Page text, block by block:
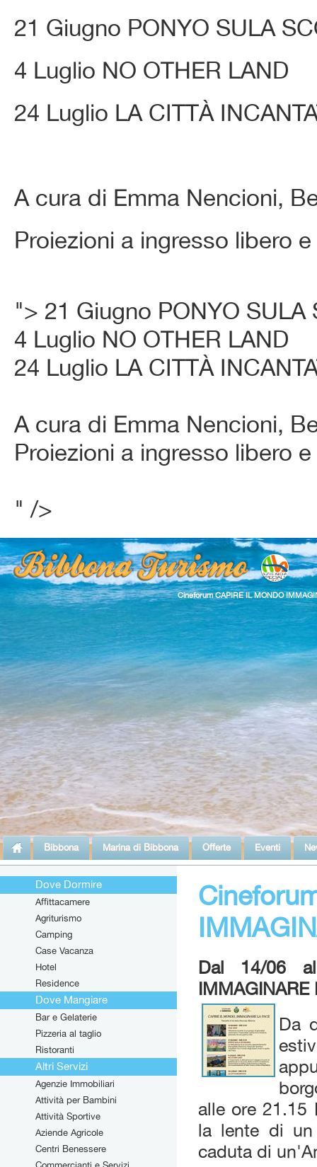
21 Giugno PONYO SULA
4 Luglio NO OTHER LAND
24 Luglio LA CITTÀ
A cura di Emma Nencioni,
Proiezioni a ingresso libero
"> 21 Giugno PONYO SULA
4 Luglio NO OTHER LAND
24 Luglio LA CITTÀ
A cura di Emma Nencioni,
Proiezioni a ingresso libero
" />
Cineforum CAPIRE IL MONDO
Bibbona Marina di Bibbona Offerte Eventi
Dove Dormire
Affittacamere
Agriturismo
Camping
Case Vacanza
Hotel
Residence
Dove Mangiare
Bar e Gelaterie
Pizzeria al taglio
Ristoranti
Altri Servizi
Agenzie Immobiliari
Attività per Bambini
Attività Sportive
Aziende Agricole
Centri Benessere
Dal 14/06
IMMAGINARE
Da
alle ore 21.15
la lente di un
caduta di